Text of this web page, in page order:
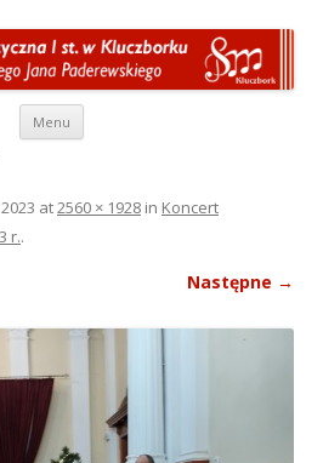
Menu Przeskocz do treści
at2560 × 1928 in Koncert
r..
Następne →